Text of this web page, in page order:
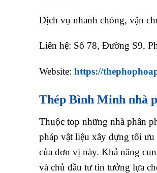
Dịch vụ nhanh chóng, vận
Liên hệ: Số 78, Đường S9,
Website: https://
Thép Bình Minh nhà
Thuộc top những nhà phân
pháp vật liệu xây dựng tối
của đơn vị này. Khả năng
và chủ đầu tư tin tưởng lựa